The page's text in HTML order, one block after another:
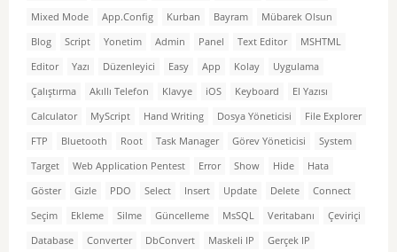
Mixed Mode
App.Config Kurban Bayram
Mübarek Olsun
Blog
Script Yonetim Admin Panel Text Editor
MSHTML
Editor
Yazı Düzenleyici Easy App Kolay
Uygulama
Çalıştırma
Akıllı Telefon Klavye iOS Keyboard
El Yazısı
Calculator
MyScript Hand Writing Dosya Yöneticisi
File Explorer
FTP
Bluetooth Root Task Manager Görev Yöneticisi
System
Target
Web Application Pentest Error Show Hide
Hata
Göster
Gizle PDO Select Insert Update Delete
Connect
Seçim
Ekleme Silme Güncelleme MsSQL Veritabanı
Çeviriçi
Database
Converter DbConvert Maskeli IP
Gerçek IP